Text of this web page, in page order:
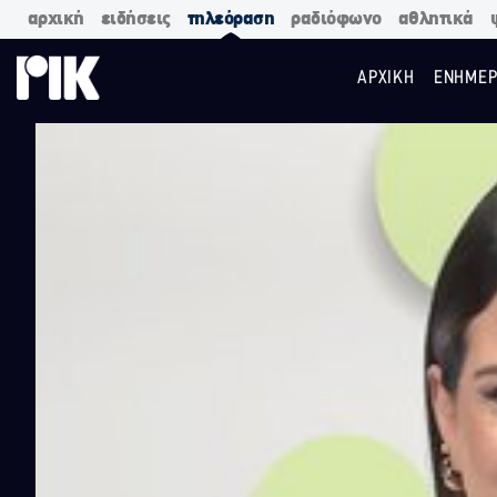
αρχική ειδήσεις τηλεόραση ραδιόφωνο αθλητικά
ΑΡΧΙΚΗ